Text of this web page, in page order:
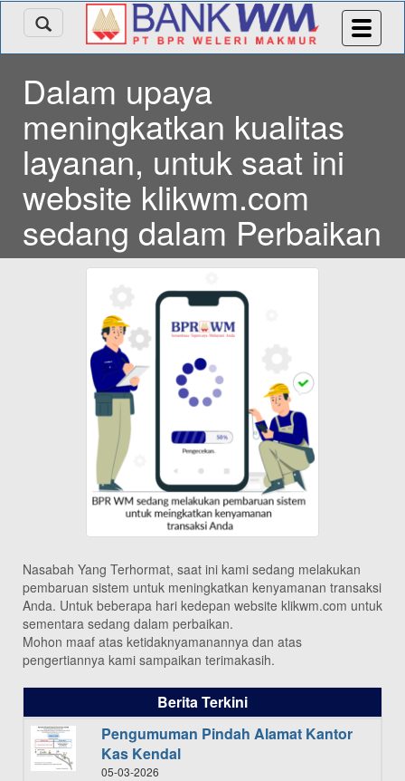
Dalam upaya
meningkatkan kualitas
layanan, untuk saat ini
website klikwm.com
sedang dalam Perbaikan
Nasabah Yang Terhormat, saat ini kami sedang melakukan
pembaruan sistem untuk meningkatkan kenyamanan transaksi
Anda. Untuk beberapa hari kedepan website klikwm.com untuk
sementara sedang dalam perbaikan.
Mohon maaf atas ketidaknyamanannya dan atas
pengertiannya kami sampaikan terimakasih.
Berita Terkini
Pengumuman Pindah Alamat Kantor
Kas Kendal
05-03-2026